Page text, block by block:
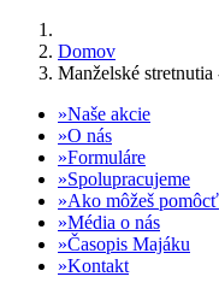
Domov
Manželské
Naše akcie
O nás
Formuláre
Spolupracujeme
Ako môžeš pomôcť
Média o nás
Časopis Majáku
Kontakt